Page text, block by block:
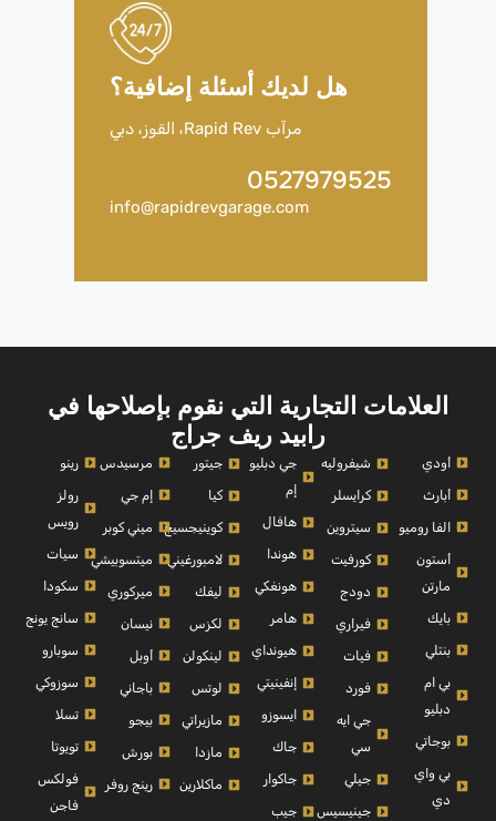
هل لديك أسئلة إضافية؟
مرآب Rapid Rev، القوز، دبي
0527979525
info@rapidrevgarage.com
العلامات التجارية التي نقوم بإصلاحها في
رابيد ريف جراج
أودي
أبارث
الفا روميو
أستون
مارتن
بايك
بنتلي
بي ام
دبليو
بوجاتي
بي واي
دي
شيفروليه
كرايسلر
سيتروين
كورفيت
دودج
فيراري
فيات
فورد
جي ايه
سي
جيلي
جينيسيس
جي دبليو
إم
هافال
هوندا
هونغكي
هامر
هيونداي
إنفينيتي
ايسوزو
جاك
جاكوار
جيب
جيتور
كيا
كوينيجسيج
لامبورغيني
ليفك
لكزس
لينكولن
لوتس
مازيراتي
مازدا
ماكلارين
مرسيدس
إم جي
ميني كوبر
ميتسوبيشي
ميركوري
نيسان
أوبل
باجاني
بيجو
بورش
رينج روفر
رينو
رولز
رويس
سيات
سكودا
سانج يونج
سوبارو
سوزوكي
تسلا
تويوتا
فولكس
فاجن